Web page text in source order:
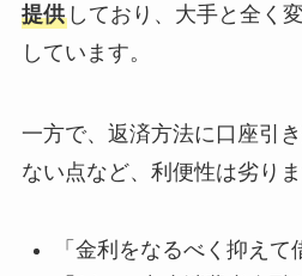
提供しており、大手と全く
しています。
一方で、返済方法に口座引
ない点など、利便性は劣りま
「金利をなるべく抑えて